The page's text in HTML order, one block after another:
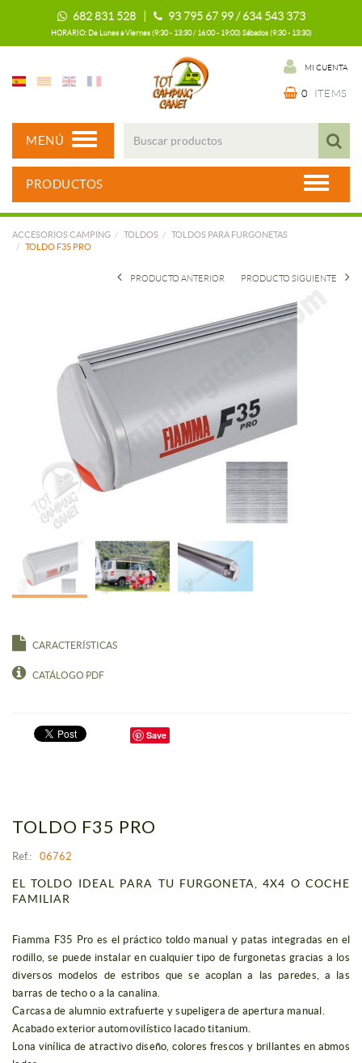
682 831 528 | 93 795 67 99 / 634 543 373
HORARIO: De Lunes a Viernes (9:30 - 13:30 / 16:00 - 19:00) Sábados (9:30 - 13:30)
MI CUENTA
0 ITEMS
MENÚ
PRODUCTOS
ACCESORIOS CAMPING TOLDOS
TOLDOS PARA FURGONETAS
TOLDO F35 PRO
PRODUCTO SIGUIENTE
PRODUCTO ANTERIOR
CARACTERÍSTICAS
CATÁLOGO PDF
Save
TOLDO F35 PRO
Ref.: 06762
EL TOLDO IDEAL PARA TU FURGONETA, 4X4 O COCHE
FAMILIAR
Fiamma F35 Pro es el práctico toldo manual y patas integradas en el
rodillo, se puede instalar en cualquier tipo de furgonetas gracias a los
diversos modelos de estribos que se acoplan a las paredes, a las
barras de techo o a la canalina.
Carcasa de alumnio extrafuerte y supeligera de apertura manual.
Acabado exterior automovilístico lacado titanium.
Lona vinílica de atractivo diseño, colores frescos y brillantes en abmos